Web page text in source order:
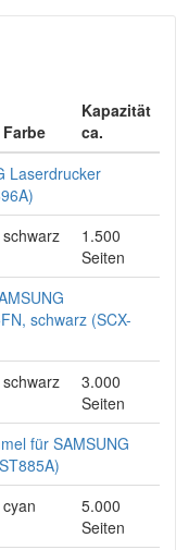
Farbe
Kapazität
ca.
Laserdrucker
schwarz
1.500
Seiten
schwarz (SCX-
schwarz
3.000
Seiten
für SAMSUNG
cyan
5.000
Seiten